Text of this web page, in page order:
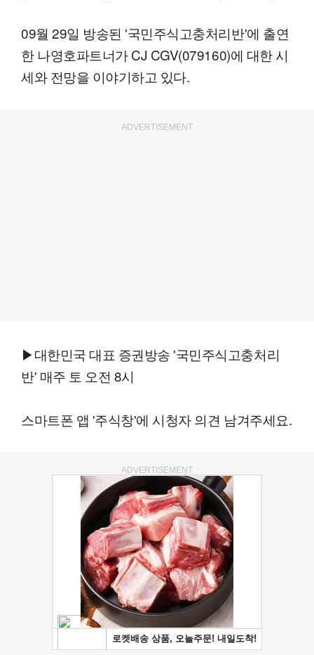
09월 29일 방송된 '국민주식고충처리반'에 출연
한 나영호파트너가 CJ CGV(079160)에 대한 시
세와 전망을 이야기하고 있다.
ADVERTISEMENT
▶대한민국 대표 증권방송 '국민주식고충처리
반' 매주 토 오전 8시
스마트폰 앱 '주식창'에 시청자 의견 남겨주세요.
ADVERTISEMENT